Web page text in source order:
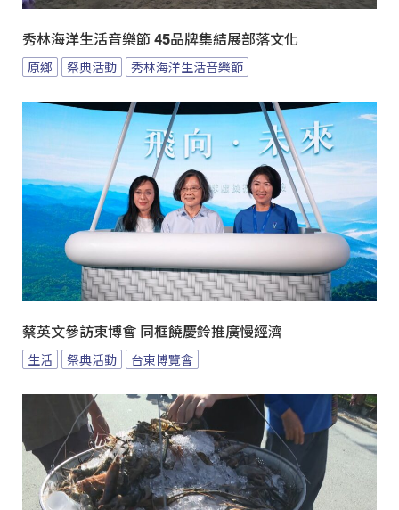
秀林海洋生活音樂節 45品牌集結展部落文化
原鄉 祭典活動 秀林海洋生活音樂節
蔡英文參訪東博會 同框饒慶鈴推廣慢經濟
生活 祭典活動 台東博覽會